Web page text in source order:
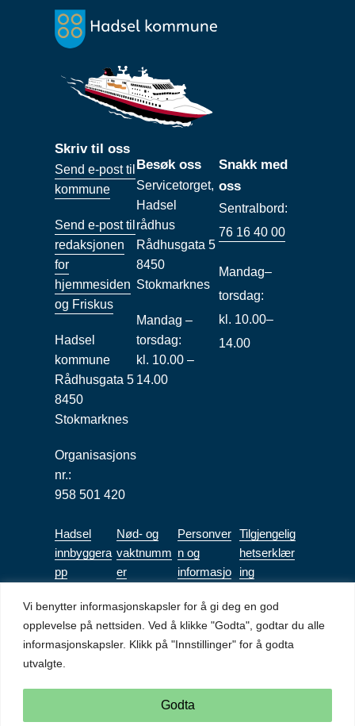
Vi benytter informasjonskapsler for å gi deg en god
opplevelse på nettsiden. Ved å klikke "Godta", godtar du alle
informasjonskapsler. Klikk på "Innstillinger" for å godta
utvalgte.
Godta
Skriv til oss
Send e-post til
kommune
Send e-post til
redaksjonen
for
hjemmesiden
og Friskus
Hadsel
kommune
Rådhusgata 5
8450
Stokmarknes
Organisasjons
nr.:
958 501 420
Besøk oss
Servicetorget,
Hadsel
rådhus
Rådhusgata 5
8450
Stokmarknes
Mandag –
torsdag:
kl. 10.00 –
14.00
Snakk med
oss
Sentralbord:
76 16 40 00
Mandag–
torsdag:
kl. 10.00–
14.00
Hadsel
innbyggera
pp
Nød- og
vaktnumm
er
Personver
n og
informasjo
Tilgjengelig
hetserklær
ing
Tilgjengeli
ghetserkl
æring Mitt
(bokmål)